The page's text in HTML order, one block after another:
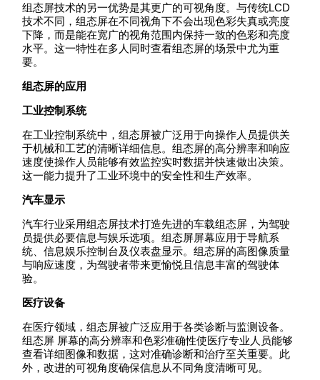
组态屏技术的另一优势是其更广的可视角度。与传统LCD
技术不同，组态屏在不同视角下不会出现色彩失真或亮度
下降，而是能在宽广的视角范围内保持一致的色彩和亮度
水平。这一特性在多人同时查看组态屏的场景中尤为重
要。
组态屏的应用
工业控制系统
在工业控制系统中，组态屏被广泛用于向操作人员提供关
于机械和工艺的清晰详细信息。组态屏的高分辨率和响应
速度使操作人员能够有效监控实时数据并快速做出决策。
这一能力提升了工业环境中的安全性和生产效率。
汽车显示
汽车行业采用组态屏技术打造先进的车载组态屏，为驾驶
员提供必要信息与娱乐选项。组态屏屏幕应用于导航系
统、信息娱乐控制台及仪表盘显示。组态屏的高图像质量
与响应速度，为驾驶者带来更愉悦且信息丰富的驾驶体
验。
医疗设备
在医疗领域，组态屏被广泛应用于各类诊断与监测设备。
组态屏 屏幕的高分辨率和色彩准确性使医疗专业人员能够
查看详细图像和数据，这对准确诊断和治疗至关重要。此
外，改进的可视角度确保信息从不同角度清晰可见。